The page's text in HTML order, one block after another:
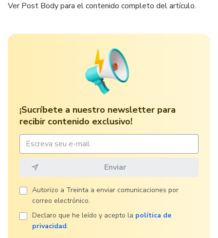
Ver Post Body para el contenido completo del artículo.
¡Sucríbete a nuestro newsletter para
recibir contenido exclusivo!
Autorizo ​​a Treinta a enviar comunicaciones por
correo electrónico.
Declaro que he leído y acepto la política de
privacidad.